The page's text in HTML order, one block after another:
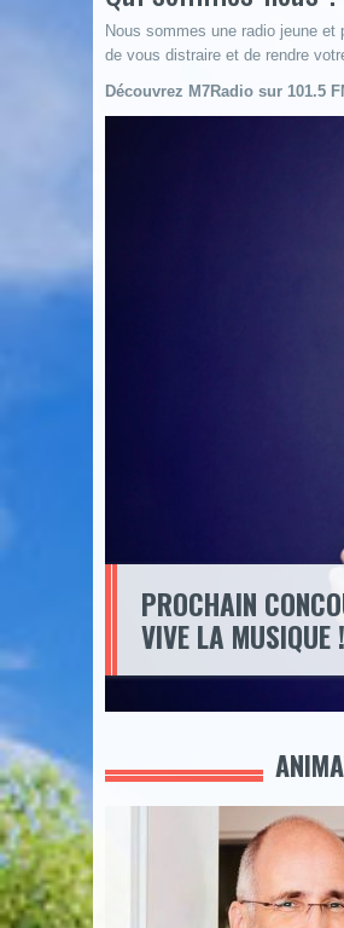
Nous sommes une radio jeune et
de vous distraire et de rendre
Découvrez M7Radio sur 101.5
PROCHAIN
VIVE LA MUSIQUE !